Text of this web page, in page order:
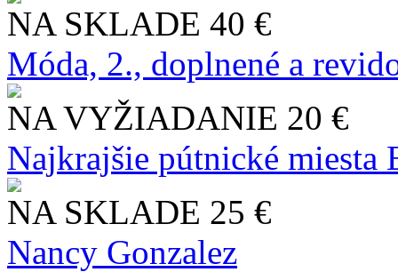
NA SKLADE 40 €
Móda, 2., doplnené a
NA VYŽIADANIE 20 €
Najkrajšie pútnické miesta
NA SKLADE 25 €
Nancy Gonzalez